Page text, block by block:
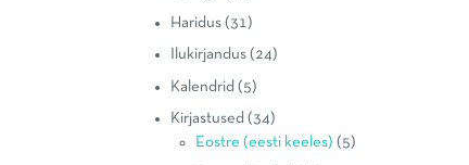
Haridus (31)
Ilukirjandus (24)
Kalendrid (5)
Kirjastused (34)
Eostre (eesti keeles) (5)